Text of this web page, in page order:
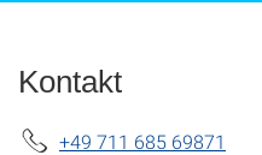
Kontakt
+49 711 685 69871